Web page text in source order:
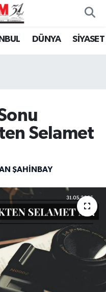
DÜNYA SİYASET
Selamet
ŞAHINBAY